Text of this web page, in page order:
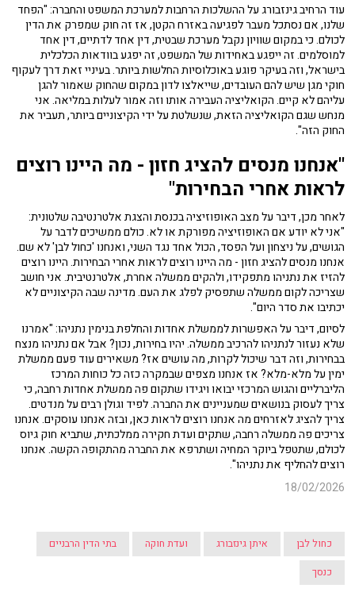
עוד הרחיב גינזבורג על ההשלכות הרחבות למערכת המשפט והחברה: "הפחד
שלנו, אם נסתכל מעבר לפגיעה באזרח הקטן, אז זה חוק שמפרק את הדין
לכולם. כי במקום שוויון נקבל מערכת שבטית, דין אחד לדתיים, דין אחד
למוסלמים. זה ייפגע באחידות של המשפט, זה יפגע בוודאות הכלכלית
בישראל, וזה בעיקר פוגע באוכלוסיות החלשות ביותר. בעיניי זאת דרך לעקוף
חוקי מגן שיש להם העובדים, שייאלצו לדון במקום שהחוק שאמור להגן
עליהם לא קיים. הקואליציה העבירה אותו וזה אמור לעלות במליאה. אני
מנחש שגם הקואליציה הזאת, שנשלטת על ידי הקיצוניים ביותר, תעביר את
החוק הזה".
"אנחנו מנסים להציג חזון - מה היינו רוצים
לראות אחרי הבחירות"
לאחר מכן, דיבר על מצב האופוזיציה בכנסת והצגת אלטרנטיבה שלטונית:
"אני לא יודע אם האופוזיציה מפורקת או לא. כולם ממשיכים לדבר על
הגושים, על ניצחון ועל הפסד, הכול אחד נגד השני, ואנחנו 'כחול לבן' לא שם.
אנחנו מנסים להציג חזון - מה היינו רוצים לראות אחרי הבחירות. היינו רוצים
להזיז את נתניהו מתפקידו, ולהקים ממשלה אחרת, אלטרנטיבית. אני חושב
שצריכה לקום ממשלה שתפסיק לפלג את העם. מדינה שבה הקיצוניים לא
יכתיבו את סדר היום".
לסיום, דיבר על האפשרות לממשלת אחדות והחלפת בנימין נתניהו: "אמרנו
שלא נעזור לנתניהו להרכיב ממשלה. יהיו בחירות, נכון? אבל אם נתניהו מנצח
בבחירות, וזה דבר שיכול לקרות, מה עושים אז? משאירים עוד פעם ממשלת
ימין על מלא-מלא? אז אנחנו מצפים שבמקרה כזה כל כוחות המרכז
הליברליים והגוש המרכזי יבואו ויגידו שתקום פה ממשלת אחדות רחבה, כי
צריך לעסוק בנושאים שמעניינים את החברה. לפיד וגולן רבים על מנדטים.
צריך להציג לאזרחים מה אנחנו רוצים לראות כאן, ובזה אנחנו עוסקים. אנחנו
צריכים פה ממשלה רחבה, שתקים ועדת חקירה ממלכתית, שתביא חוק גיוס
לכולם, שתטפל ביוקר המחיה ושתרפא את החברה מהתקופה הקשה. אנחנו
רוצים להחליף את נתניהו".
18/02/2026
כחול לבן איתן גינזבורג ועדת חוקה
בתי הדין הרבניים
כנסך